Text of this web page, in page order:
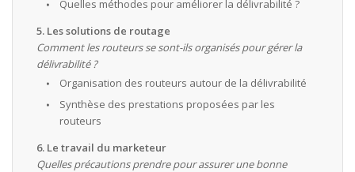
Quelles méthodes pour améliorer la délivrabilité ?
5. Les solutions de routage
Comment les routeurs se sont-ils organisés pour gérer la
délivrabilité ?
Organisation des routeurs autour de la délivrabilité
Synthèse des prestations proposées par les
routeurs
6. Le travail du marketeur
Quelles précautions prendre pour assurer une bonne